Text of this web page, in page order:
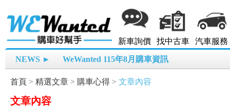
新車詢價 找中古車 汽車服務
NEWS ► WeWanted 115年8月購車資訊
首頁 > 精選文章 > 購車心得 > 文章內容
文章內容